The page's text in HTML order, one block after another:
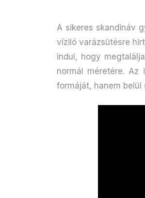
A sikeres skandináv
víziló varázsütésre
indul, hogy
normál méretére. Az
formáját, hanem belül